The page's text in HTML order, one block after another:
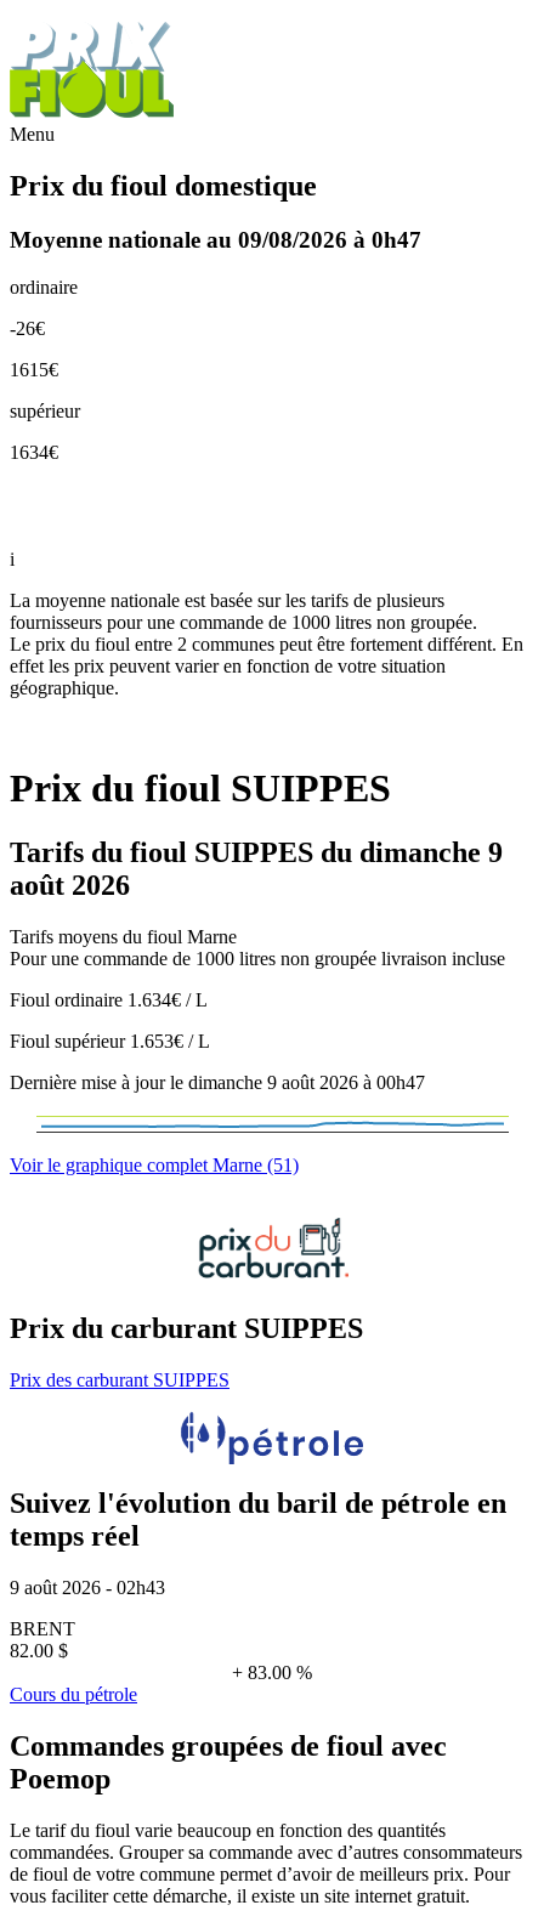
Menu
Prix du fioul domestique
Moyenne nationale au 09/08/2026 à 0h47
ordinaire
-26€
1615€
supérieur
1634€
i
La moyenne nationale est basée sur les tarifs de plusieurs
fournisseurs pour une commande de 1000 litres non groupée.
Le prix du fioul entre 2 communes peut être fortement différent. En
effet les prix peuvent varier en fonction de votre situation
géographique.
Prix du fioul SUIPPES
Tarifs du fioul SUIPPES du dimanche 9
août 2026
Tarifs moyens du fioul Marne
Pour une commande de 1000 litres non groupée livraison incluse
Fioul ordinaire 1.634€ / L
Fioul supérieur 1.653€ / L
Dernière mise à jour le dimanche 9 août 2026 à 00h47
Voir le graphique complet Marne (51)
Prix du carburant SUIPPES
Prix des carburant SUIPPES
Suivez l'évolution du baril de pétrole en
temps réel
9 août 2026 - 02h43
BRENT
82.00 $
+ 83.00 %
Cours du pétrole
Commandes groupées de fioul avec
Poemop
Le tarif du fioul varie beaucoup en fonction des quantités
commandées. Grouper sa commande avec d’autres consommateurs
de fioul de votre commune permet d’avoir de meilleurs prix. Pour
vous faciliter cette démarche, il existe un site internet gratuit.